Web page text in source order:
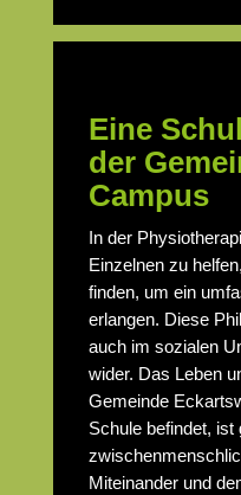
Eine
der
Campus
In der
Einzelnen zu
finden, um ein
erlangen. Diese
auch im sozialen
wider. Das Leben
Gemeinde
Schule befindet, ist
Miteinander und